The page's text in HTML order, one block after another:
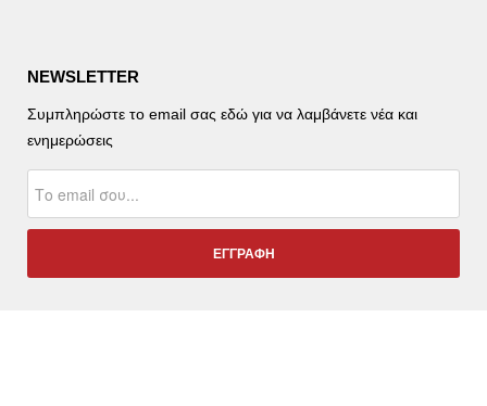
NEWSLETTER
Συμπληρώστε το email σας εδώ για να λαμβάνετε νέα και
ενημερώσεις